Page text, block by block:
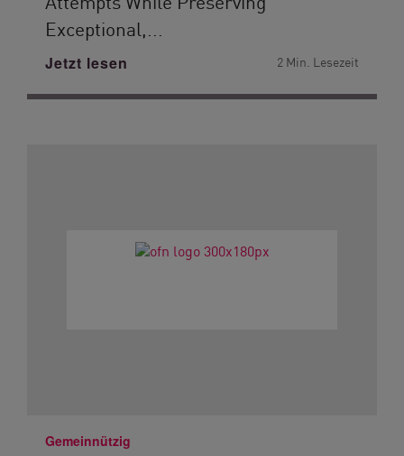
Exceptional,...
Jetzt lesen 2 Min. Lesezeit
Gemeinnützig